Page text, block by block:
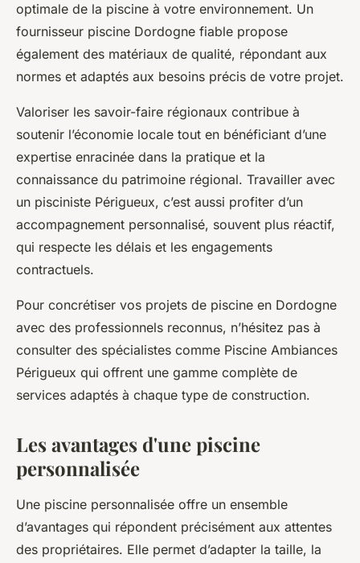
optimale de la piscine à votre environnement. Un
fournisseur piscine Dordogne fiable propose
également des matériaux de qualité, répondant aux
normes et adaptés aux besoins précis de votre projet.
Valoriser les savoir-faire régionaux contribue à
soutenir l’économie locale tout en bénéficiant d’une
expertise enracinée dans la pratique et la
connaissance du patrimoine régional. Travailler avec
un pisciniste Périgueux, c’est aussi profiter d’un
accompagnement personnalisé, souvent plus réactif,
qui respecte les délais et les engagements
contractuels.
Pour concrétiser vos projets de piscine en Dordogne
avec des professionnels reconnus, n’hésitez pas à
consulter des spécialistes comme Piscine Ambiances
Périgueux qui offrent une gamme complète de
services adaptés à chaque type de construction.
Les avantages d'une piscine
personnalisée
Une piscine personnalisée offre un ensemble
d’avantages qui répondent précisément aux attentes
des propriétaires. Elle permet d’adapter la taille, la